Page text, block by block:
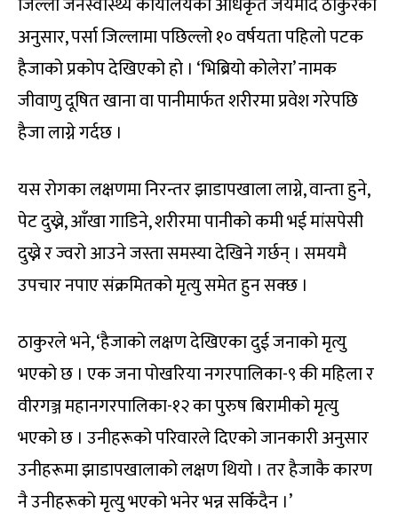
अनुसार, पर्सा जिल्लामा पछिल्लो १० वर्षयता पहिलो पटक
हैजाको प्रकोप देखिएको हो । ‘भिब्रियो कोलेरा’ नामक
जीवाणु दूषित खाना वा पानीमार्फत शरीरमा प्रवेश गरेपछि
हैजा लाग्ने गर्दछ ।
यस रोगका लक्षणमा निरन्तर झाडापखाला लाग्ने, वान्ता हुने,
पेट दुख्ने, आँखा गाडिने, शरीरमा पानीको कमी भई मांसपेसी
दुख्ने र ज्वरो आउने जस्ता समस्या देखिने गर्छन् । समयमै
उपचार नपाए संक्रमितको मृत्यु समेत हुन सक्छ ।
ठाकुरले भने, ‘हैजाको लक्षण देखिएका दुई जनाको मृत्यु
भएको छ । एक जना पोखरिया नगरपालिका-९ की महिला र
वीरगञ्ज महानगरपालिका-१२ का पुरुष बिरामीको मृत्यु
भएको छ । उनीहरूको परिवारले दिएको जानकारी अनुसार
उनीहरूमा झाडापखालाको लक्षण थियो । तर हैजाकै कारण
नै उनीहरूको मृत्यु भएको भनेर भन्न सकिँदैन ।’